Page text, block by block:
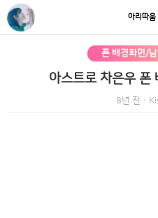
아리따움
폰 배경화면/
아스트로 차은우 폰
8년 전 ·